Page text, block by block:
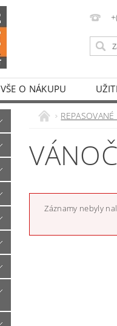
VŠE O NÁKUPU
Záznamy nebyly